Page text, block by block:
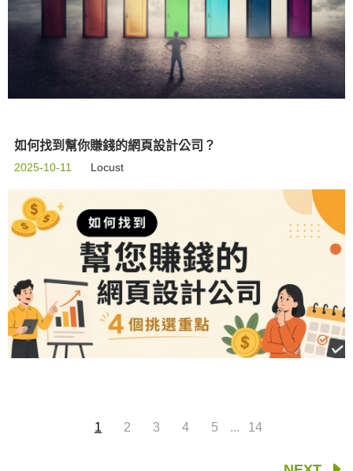
如何找到幫你賺錢的網頁設計公司？
2025-10-11 Locust
1 2 3 4 5 ... 14